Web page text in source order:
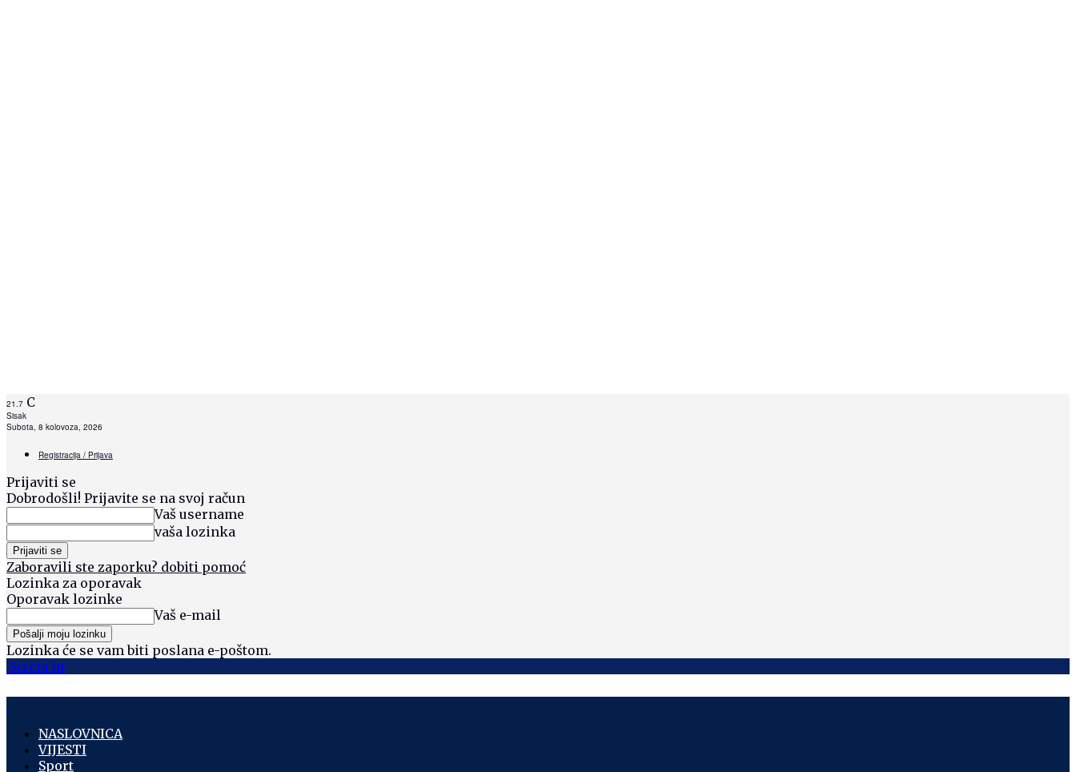
21.7 C
Sisak
Subota, 8 kolovoza, 2026
Registracija / Prijava
Prijaviti se
Dobrodošli! Prijavite se na svoj račun
Vaš username
vaša lozinka
Zaboravili ste zaporku? dobiti pomoć
Lozinka za oporavak
Oporavak lozinke
Vaš e-mail
Lozinka će se vam biti poslana e-poštom.
Siscia hr
NASLOVNICA
VIJESTI
Sport